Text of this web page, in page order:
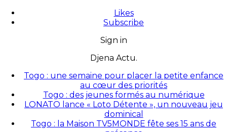
Likes
Subscribe
Sign in
Djena Actu.
Togo : une semaine pour placer la petite enfance
au cœur des priorités
Togo : des jeunes formés au numérique
LONATO lance « Loto Détente », un nouveau jeu
dominical
Togo : la Maison TV5MONDE fête ses 15 ans de